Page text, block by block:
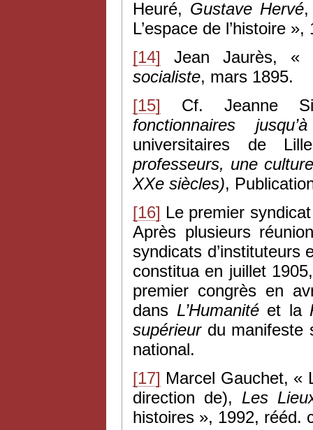
Heuré, Gustave Hervé
L’espace de l’histoire »,
[14]
Jean Jaurès, «
socialiste, mars 1895.
[15]
Cf. Jeanne
fonctionnaires
universitaires de
professeurs, une
XXe siècles),
[16] Le premier
Après plusieurs
syndicats d’instituteurs
constitua en juillet
premier congrès en
dans L’Humanitéet la
supérieurdu manifeste
national.
[17] Marcel Gauchet, «
direction de), Les
histoires », 1992, rééd.